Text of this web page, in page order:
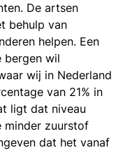
De artsen
behulp van
helpen. Een
bergen wil
wij in Nederland
van 21% in
ligt dat niveau
minder zuurstof
dat het vanaf